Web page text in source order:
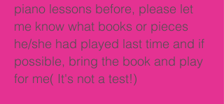
piano lessons before, please let
me know what books or pieces
he/she had played last time and if
possible, bring the book and play
for me( It's not a test!)